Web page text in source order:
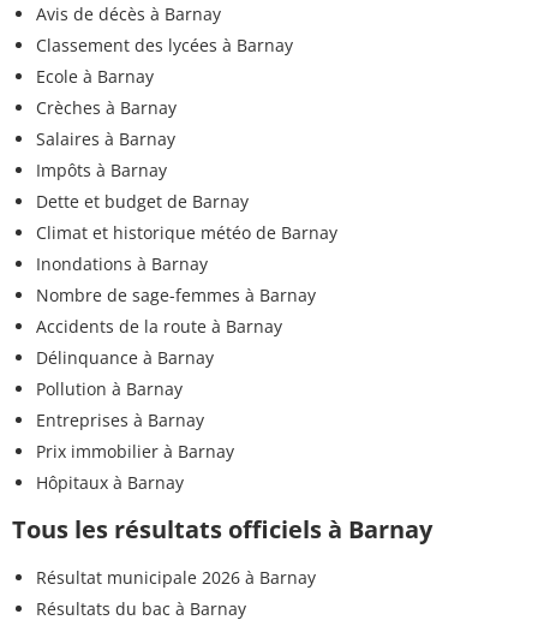
Avis de décès à Barnay
Classement des lycées à Barnay
Ecole à Barnay
Crèches à Barnay
Salaires à Barnay
Impôts à Barnay
Dette et budget de Barnay
Climat et historique météo de Barnay
Inondations à Barnay
Nombre de sage-femmes à Barnay
Accidents de la route à Barnay
Délinquance à Barnay
Pollution à Barnay
Entreprises à Barnay
Prix immobilier à Barnay
Hôpitaux à Barnay
Tous les résultats officiels à Barnay
Résultat municipale 2026 à Barnay
Résultats du bac à Barnay